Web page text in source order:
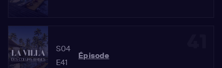
S04
E41
Épisode